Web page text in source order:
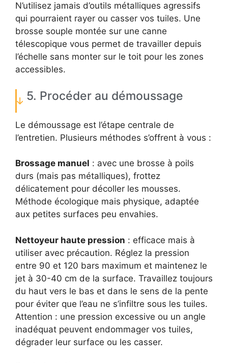
N’utilisez jamais d’outils métalliques agressifs
qui pourraient rayer ou casser vos tuiles. Une
brosse souple montée sur une canne
télescopique vous permet de travailler depuis
l’échelle sans monter sur le toit pour les zones
accessibles.
5. Procéder au démoussage
Le démoussage est l’étape centrale de
l’entretien. Plusieurs méthodes s’offrent à vous :
Brossage manuel : avec une brosse à poils
durs (mais pas métalliques), frottez
délicatement pour décoller les mousses.
Méthode écologique mais physique, adaptée
aux petites surfaces peu envahies.
Nettoyeur haute pression : efficace mais à
utiliser avec précaution. Réglez la pression
entre 90 et 120 bars maximum et maintenez le
jet à 30-40 cm de la surface. Travaillez toujours
du haut vers le bas et dans le sens de la pente
pour éviter que l’eau ne s’infiltre sous les tuiles.
Attention : une pression excessive ou un angle
inadéquat peuvent endommager vos tuiles,
dégrader leur surface ou les casser.